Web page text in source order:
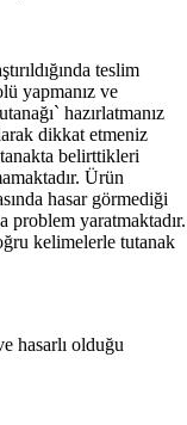
teslim
yapmanız ve
hazırlatmanız
dikkat etmeniz
belirttikleri
Ürün
hasar görmediği
problem yaratmaktadır.
kelimelerle tutanak
hasarlı olduğu